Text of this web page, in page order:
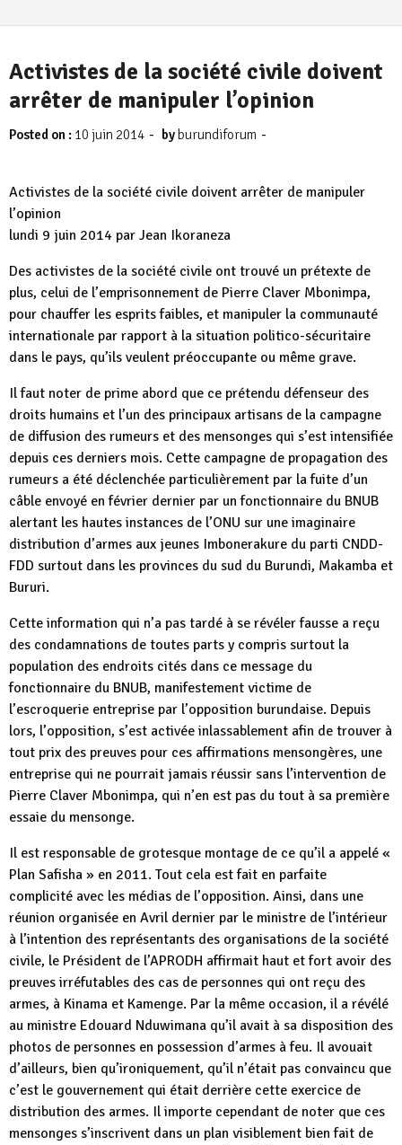
Activistes de la société civile doivent
arrêter de manipuler l’opinion
Posted on : 10 juin 2014 - by burundiforum -
Activistes de la société civile doivent arrêter de manipuler
l’opinion
lundi 9 juin 2014 par Jean Ikoraneza
Des activistes de la société civile ont trouvé un prétexte de
plus, celui de l’emprisonnement de Pierre Claver Mbonimpa,
pour chauffer les esprits faibles, et manipuler la communauté
internationale par rapport à la situation politico-sécuritaire
dans le pays, qu’ils veulent préoccupante ou même grave.
Il faut noter de prime abord que ce prétendu défenseur des
droits humains et l’un des principaux artisans de la campagne
de diffusion des rumeurs et des mensonges qui s’est intensifiée
depuis ces derniers mois. Cette campagne de propagation des
rumeurs a été déclenchée particulièrement par la fuite d’un
câble envoyé en février dernier par un fonctionnaire du BNUB
alertant les hautes instances de l’ONU sur une imaginaire
distribution d’armes aux jeunes Imbonerakure du parti CNDD-
FDD surtout dans les provinces du sud du Burundi, Makamba et
Bururi.
Cette information qui n’a pas tardé à se révéler fausse a reçu
des condamnations de toutes parts y compris surtout la
population des endroits cités dans ce message du
fonctionnaire du BNUB, manifestement victime de
l’escroquerie entreprise par l’opposition burundaise. Depuis
lors, l’opposition, s’est activée inlassablement afin de trouver à
tout prix des preuves pour ces affirmations mensongères, une
entreprise qui ne pourrait jamais réussir sans l’intervention de
Pierre Claver Mbonimpa, qui n’en est pas du tout à sa première
essaie du mensonge.
Il est responsable de grotesque montage de ce qu’il a appelé «
Plan Safisha » en 2011. Tout cela est fait en parfaite
complicité avec les médias de l’opposition. Ainsi, dans une
réunion organisée en Avril dernier par le ministre de l’intérieur
à l’intention des représentants des organisations de la société
civile, le Président de l’APRODH affirmait haut et fort avoir des
preuves irréfutables des cas de personnes qui ont reçu des
armes, à Kinama et Kamenge. Par la même occasion, il a révélé
au ministre Edouard Nduwimana qu’il avait à sa disposition des
photos de personnes en possession d’armes à feu. Il avouait
d’ailleurs, bien qu’ironiquement, qu’il n’était pas convaincu que
c’est le gouvernement qui était derrière cette exercice de
distribution des armes. Il importe cependant de noter que ces
mensonges s’inscrivent dans un plan visiblement bien fait de